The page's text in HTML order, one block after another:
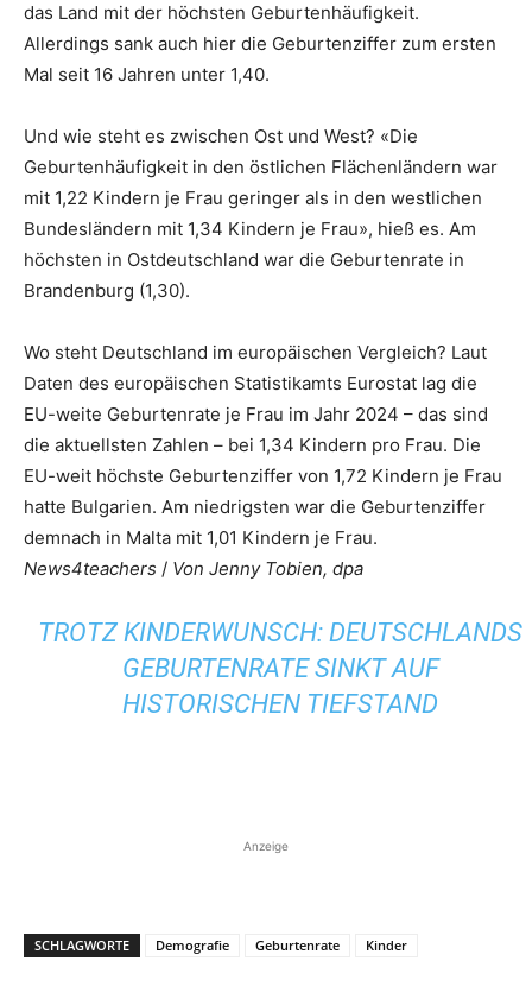
das Land mit der höchsten Geburtenhäufigkeit.
Allerdings sank auch hier die Geburtenziffer zum ersten
Mal seit 16 Jahren unter 1,40.
Und wie steht es zwischen Ost und West? «Die
Geburtenhäufigkeit in den östlichen Flächenländern war
mit 1,22 Kindern je Frau geringer als in den westlichen
Bundesländern mit 1,34 Kindern je Frau», hieß es. Am
höchsten in Ostdeutschland war die Geburtenrate in
Brandenburg (1,30).
Wo steht Deutschland im europäischen Vergleich? Laut
Daten des europäischen Statistikamts Eurostat lag die
EU-weite Geburtenrate je Frau im Jahr 2024 – das sind
die aktuellsten Zahlen – bei 1,34 Kindern pro Frau. Die
EU-weit höchste Geburtenziffer von 1,72 Kindern je Frau
hatte Bulgarien. Am niedrigsten war die Geburtenziffer
demnach in Malta mit 1,01 Kindern je Frau.
News4teachers / Von Jenny Tobien, dpa
TROTZ KINDERWUNSCH: DEUTSCHLANDS
GEBURTENRATE SINKT AUF
HISTORISCHEN TIEFSTAND
Anzeige
SCHLAGWORTE Demografie Geburtenrate Kinder